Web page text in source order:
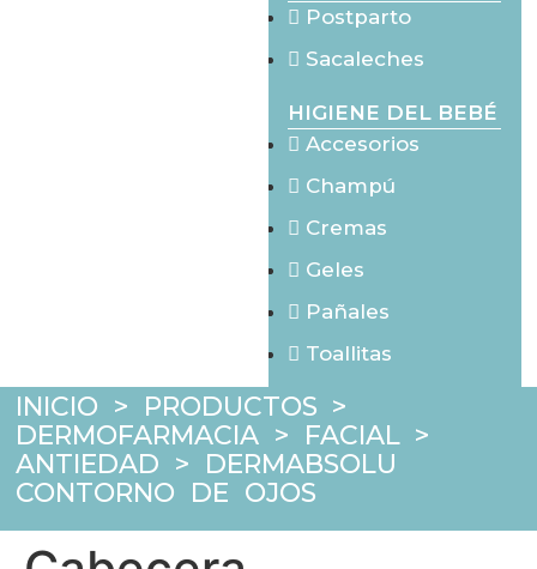
Postparto
Sacaleches
HIGIENE DEL BEBÉ
Accesorios
Champú
Cremas
Geles
Pañales
Toallitas
INICIO > PRODUCTOS >
DERMOFARMACIA > FACIAL>
ANTIEDAD > DERMABSOLU
CONTORNO DE OJOS